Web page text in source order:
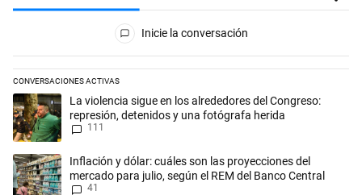
Todos los comentarios
Inicie la conversación
CONVERSACIONES ACTIVAS
Este listado muestra los artículos con más comentarios en los
Un artículo de tendencia con el título "La violencia sigue en los
La violencia sigue en los alrededores del Congreso:
represión, detenidos y una fotógrafa herida
111
Un artículo de tendencia con el título "Inflación y dólar: cuáles son
Inflación y dólar: cuáles son las proyecciones del
mercado para julio, según el REM del Banco Central
41